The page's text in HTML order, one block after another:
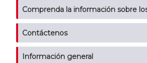
Comprenda la información sobre
Contáctenos
Información general